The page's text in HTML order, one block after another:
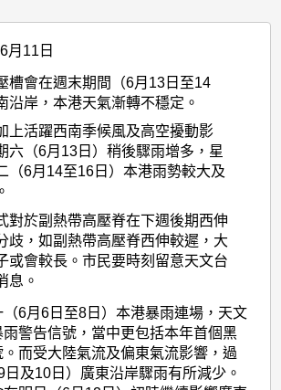
月11日
槽會在週末期間（6月13日至14
沿岸，本港天氣漸轉不穩定。
上活躍西南季候風及高空擾動影
六（6月13日）稍後驟雨增多，星
（6月14至16日）本港雨勢較大及
對於副熱帶高壓脊在下週後期西伸
歧，如副熱帶高壓脊西伸較遲，大
或會較長。市民要時刻留意天文台
息。
（6月6日至8日）本港暴雨連場，天文
警告信號，當中更包括本年首個黑
而受大陸氣流及偏東氣流影響，過
及10日）廣東沿岸驟雨有所減少。